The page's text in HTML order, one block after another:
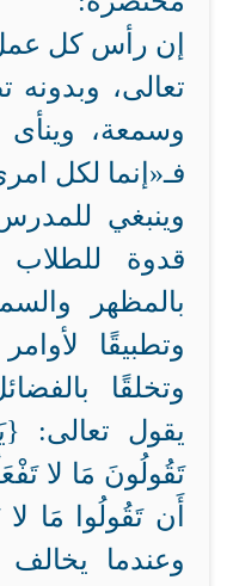
إن رأس كل
تعالى، وبدونه
وسمعة، وينأى
فـ«إنما لكل
وينبغي
قدوة للطلاب
بالمظهر
وتطبيقًا لأوامر
وتخلقًا
يقول تعالى:
تَقُولُونَ مَا لا
وعندما